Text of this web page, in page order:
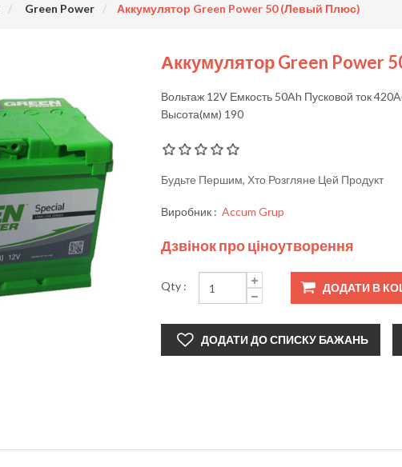
Green Power Аккумулятор Green Power 50 (левый Плюс)
Аккумулятор Green Power
Вольтаж 12V Емкость 50Ah Пусковой ток
Высота(мм) 190
Будьте Першим, Хто Розгляне Цей Продукт
Виробник : Accum Grup
Дзвінок про ціноутворення
Qty :